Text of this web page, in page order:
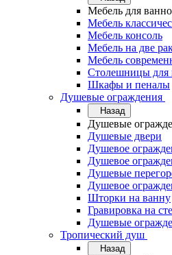
Мебель для
Мебель
Мебель консоль
Мебель на две
Мебель
Столешницы для
Шкафы и пеналы
Душевые ограждения
Назад
Душевые
Душевые двери
Душевое
Душевое
Душевые
Душевое
Шторки на ванну
Гравировка на
Душевые
Тропический душ
Назад